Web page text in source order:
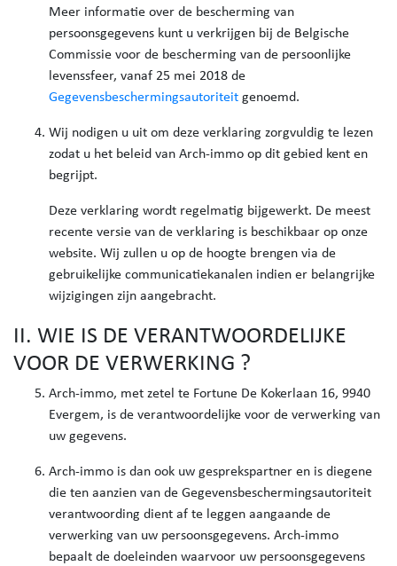
Meer informatie over de bescherming van
persoonsgegevens kunt u verkrijgen bij de Belgische
Commissie voor de bescherming van de persoonlijke
levenssfeer, vanaf 25 mei 2018 de
Gegevensbeschermingsautoriteitgenoemd.
Wij nodigen u uit om deze verklaring zorgvuldig te lezen
zodat u het beleid van Arch-immo op dit gebied kent en
begrijpt.
Deze verklaring wordt regelmatig bijgewerkt. De meest
recente versie van de verklaring is beschikbaar op onze
website. Wij zullen u op de hoogte brengen via de
gebruikelijke communicatiekanalen indien er belangrijke
wijzigingen zijn aangebracht.
II. WIE IS DE VERANTWOORDELIJKE
VOOR DE VERWERKING ?
Arch-immo, met zetel te Fortune De Kokerlaan 16, 9940
Evergem, is de verantwoordelijke voor de verwerking van
uw gegevens.
Arch-immo is dan ook uw gesprekspartner en is diegene
die ten aanzien van de Gegevensbeschermingsautoriteit
verantwoording dient af te leggen aangaande de
verwerking van uw persoonsgegevens. Arch-immo
bepaalt de doeleinden waarvoor uw persoonsgegevens